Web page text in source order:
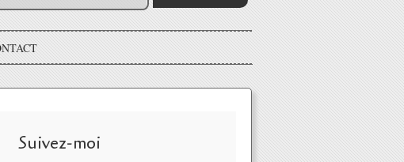
Suivez-moi